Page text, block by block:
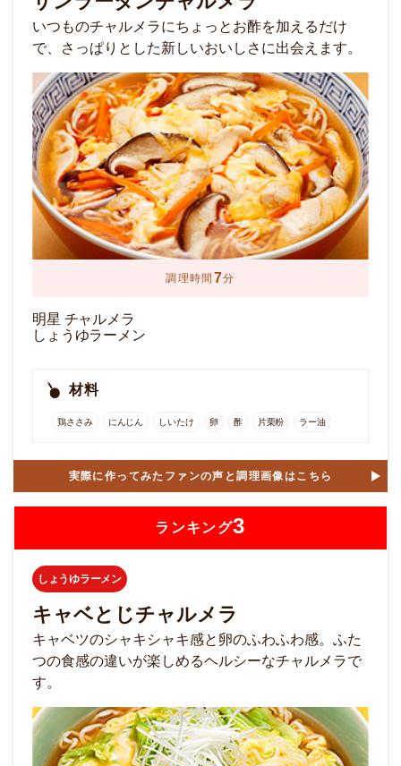
いつものチャルメラにちょっとお酢を加えるだけ
で、さっぱりとした新しいおいしさに出会えます。
調理時間 7分
明星 チャルメラ
しょうゆラーメン
材料
鶏ささみ にんじん しいたけ 卵 酢 片栗粉 ラー油
実際に作ってみたファンの声と調理画像はこちら
ランキング3
しょうゆラーメン
キャベとじチャルメラ
キャベツのシャキシャキ感と卵のふわふわ感。ふた
つの食感の違いが楽しめるヘルシーなチャルメラで
す。